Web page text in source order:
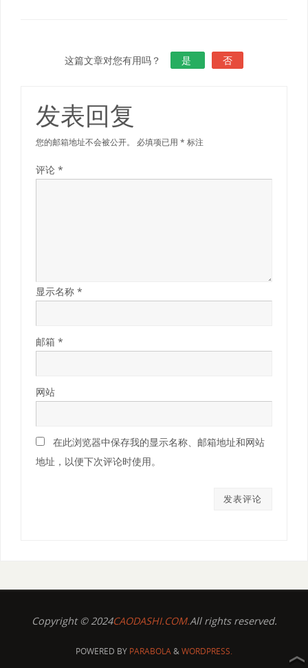
这篇文章对您有用吗？ 是 否
发表回复
您的邮箱地址不会被公开。 必填项已用* 标注
评论*
显示名称*
邮箱*
网站
在此浏览器中保存我的显示名称、邮箱地址和网站
地址，以便下次评论时使用。
Copyright © 2024CAODASHI.COM.All rights reserved.
POWERED BY PARABOLA&WORDPRESS.